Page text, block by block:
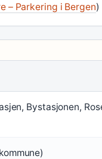
– Parkering i Bergen)
Bystasjonen,